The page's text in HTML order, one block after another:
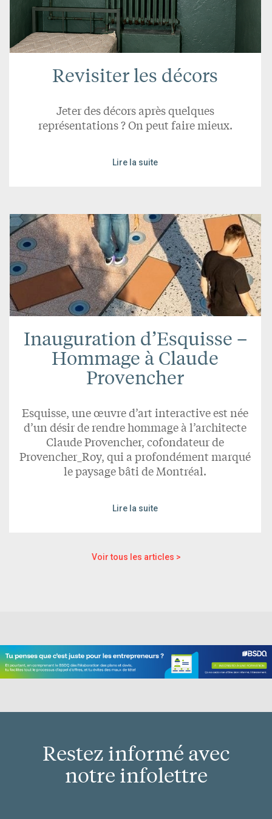
Revisiter les décors
Jeter des décors après quelques
représentations ? On peut faire mieux.
Lire la suite
Inauguration d’Esquisse –
Hommage à Claude
Provencher
Esquisse, une œuvre d’art interactive est née
d’un désir de rendre hommage à l’architecte
Claude Provencher, cofondateur de
Provencher_Roy, qui a profondément marqué
le paysage bâti de Montréal.
Lire la suite
Voir tous les articles >
Restez informé avec
notre infolettre